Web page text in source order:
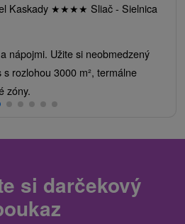
Kaskady ★★★★ Sliač - Sielnica
nápojmi. Užite si neobmedzený
rozlohou 3000 m², termálne
zóny.
si darčekový